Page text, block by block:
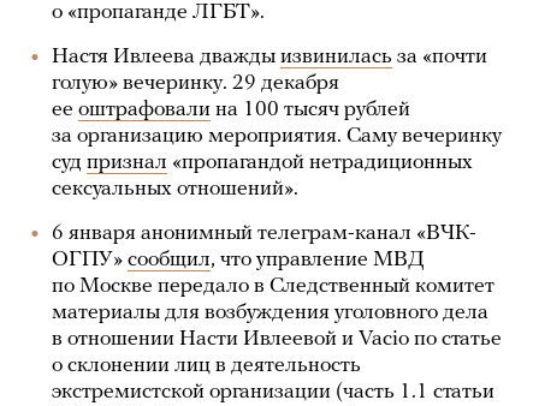
о «пропаганде ЛГБТ».
Настя Ивлеева дважды извинилась за «почти
голую» вечеринку. 29 декабря
ее оштрафовали на 100 тысяч рублей
за организацию мероприятия. Саму вечеринку
суд признал «пропагандой нетрадиционных
сексуальных отношений».
6 января анонимный телеграм-канал «ВЧК-
ОГПУ» сообщил, что управление МВД
по Москве передало в Следственный комитет
материалы для возбуждения уголовного дела
в отношении Насти Ивлеевой и Vacio по статье
о склонении лиц в деятельность
экстремистской организации (часть 1.1 статьи